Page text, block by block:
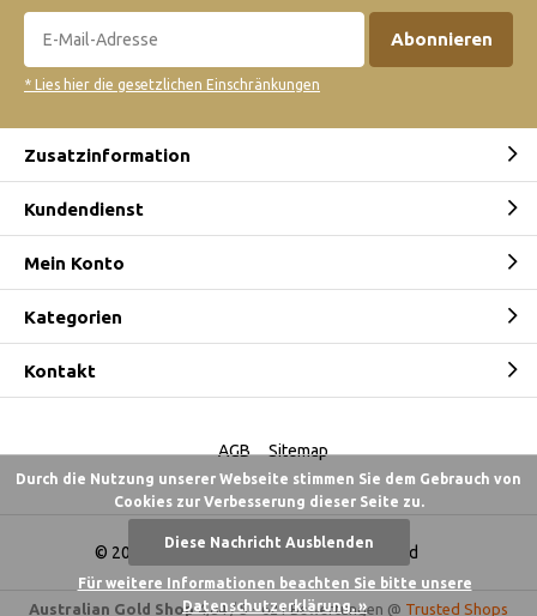
Abonnieren
* Lies hier die gesetzlichen Einschränkungen
Zusatzinformation
Kundendienst
Mein Konto
Kategorien
Kontakt
© 2026 - Australian Gold Shop Deutschland
AGB Sitemap
Australian Gold Shop 4,84/5-621Bewertungen @ Trusted Shops
Durch die Nutzung unserer Webseite stimmen Sie dem Gebrauch von
Cookies zur Verbesserung dieser Seite zu.
Diese Nachricht Ausblenden
Für weitere Informationen beachten Sie bitte unsere
Datenschutzerklärung. »